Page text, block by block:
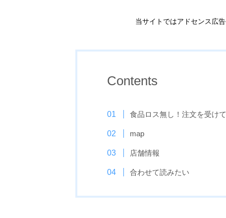
当サイトではアドセンス広
Contents
食品ロス無し！注文を受け
map
店舗情報
合わせて読みたい